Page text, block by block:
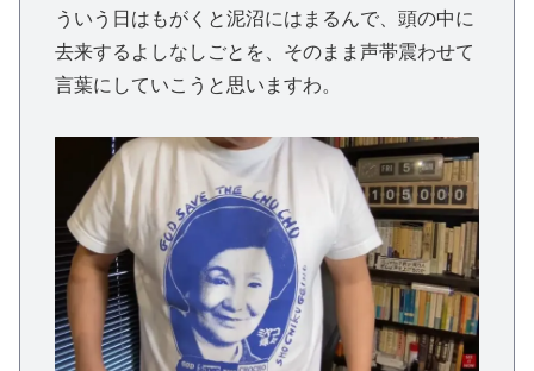
ういう日はもがくと泥沼にはまるんで、頭の中に
去来するよしなしごとを、そのまま声帯震わせて
言葉にしていこうと思いますわ。